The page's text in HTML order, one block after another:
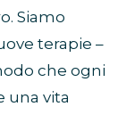
Siamo
terapie –
che ogni
una vita